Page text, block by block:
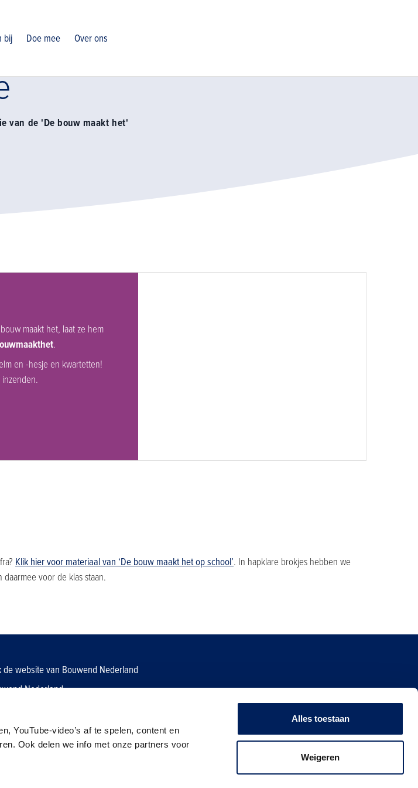
YouTube-video’s af te spelen, content en
Ook delen we info met onze partners voor
Alles toestaan
Weigeren
bij Doe mee Over ons
van de 'De bouw maakt het'
maakt het, laat ze hem
.
en -hesje en kwartetten!
inzenden.
Klik hier voor materiaal van ‘De bouw maakt het op school’. In hapklare brokjes hebben we
voor de klas staan.
de website van Bouwend Nederland
Nederland